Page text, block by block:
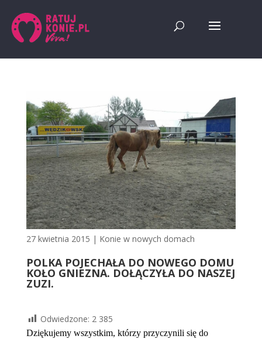
27 kwietnia 2015 | Konie w nowych domach
POLKA POJECHAŁA DO NOWEGO DOMU
KOŁO GNIEZNA. DOŁĄCZYŁA DO NASZEJ
ZUZI.
Odwiedzone: 2 385
Dziękujemy wszystkim, którzy przyczynili się do